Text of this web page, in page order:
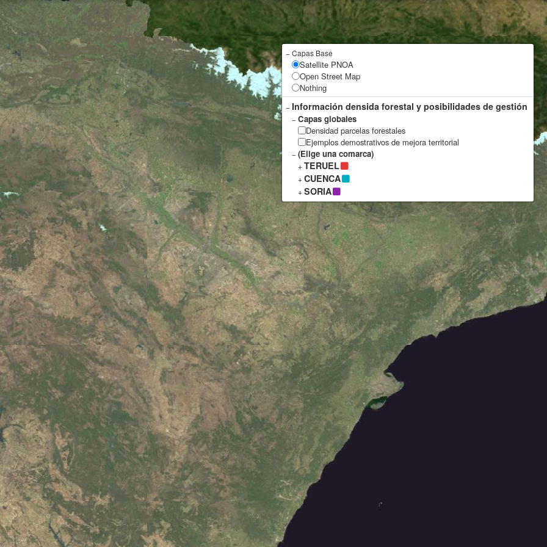
−Capas Base
Satellite PNOA
Open Street Map
Nothing
− Información densida forestal y posibilidades de gestión
−Capas globales
Densidad parcelas forestales
Ejemplos demostrativos de mejora territorial
−(Elige una comarca)
+TERUEL
+CUENCA
+SORIA